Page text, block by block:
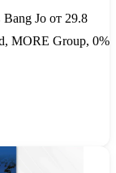
Jo от 29.8
MORE Group, 0%